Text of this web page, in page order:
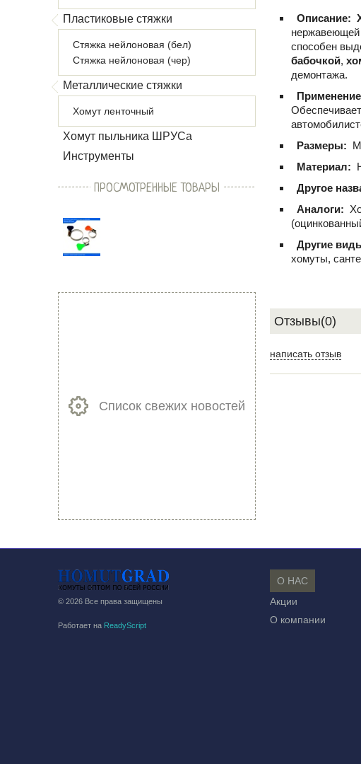
Пластиковые стяжки
Стяжка нейлоновая (бел)
Стяжка нейлоновая (чер)
Металлические стяжки
Хомут ленточный
Хомут пыльника ШРУСа
Инструменты
Описание:
нержавеющей
способен
бабочкой,
демонтажа.
Размеры:
Материал:
Другое
Аналоги:
Другие
хомуты,
Отзывы(0)
написать отзыв
ПРОСМОТРЕННЫЕ ТОВАРЫ
Список свежих новостей
© 2026 Все права защищены
Работает на ReadyScript
О НАС
Акции
О компании